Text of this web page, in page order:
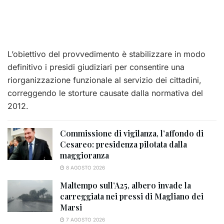
L’obiettivo del provvedimento è stabilizzare in modo
definitivo i presidi giudiziari per consentire una
riorganizzazione funzionale al servizio dei cittadini,
correggendo le storture causate dalla normativa del
2012.
Commissione di vigilanza, l’affondo di
Cesareo: presidenza pilotata dalla
maggioranza
8 AGOSTO 2026
Maltempo sull’A25, albero invade la
carreggiata nei pressi di Magliano dei
Marsi
7 AGOSTO 2026